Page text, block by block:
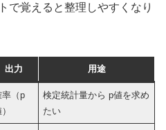
で覚えると整理しやすくなり
出力 用途
率（p
検定統計量から p値を求め
たい